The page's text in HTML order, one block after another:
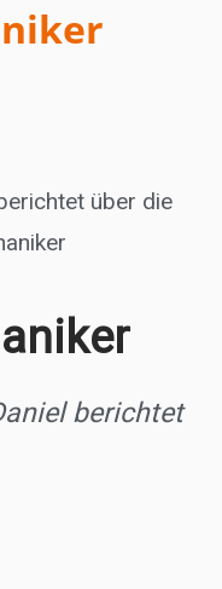
über die
berichtet